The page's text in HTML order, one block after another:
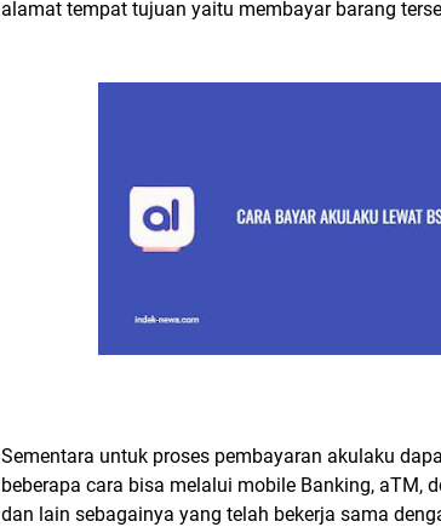
alamat tempat tujuan yaitu membayar barang
Sementara untuk proses pembayaran akulaku
beberapa cara bisa melalui mobile Banking, aTM,
dan lain sebagainya yang telah bekerja sama